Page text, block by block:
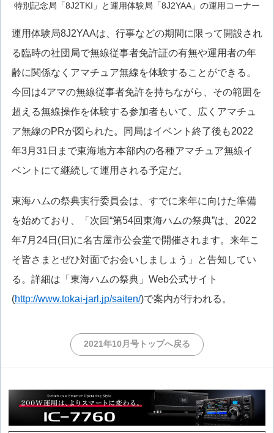
特別記念局「8J2TKI」と運用体験局「8J2YAA」の運用コーナー
運用体験局8J2YAAは、行事などの期間に限って開設され
る臨時の社団局で無線従事者免許証の有無や運用者の年
齢に関係なくアマチュア無線を体験することができる。
今回は4アマの無線従事者免許を持ちながら、その範囲を
超える無線操作を体験する参加者もいて、広くアマチュ
ア無線のPRが図られた。同局はイベント終了後も2022
年3月31日まで東海地方本部内の各種アマチュア無線イ
ベントにて継続して運用される予定だ。
東海ハムの祭典実行委員会は、すでに来年に向けた準備
を始めており、「次回“第54回東海ハムの祭典”は、2022
年7月24日(日)に名古屋市公会堂で開催されます。来年こ
そ皆さまとぜひ対面でお会いしましょう」と告知してい
る。詳細は「東海ハムの祭典」Web公式サイト
(http://www.tokai-jarl.jp/saiten/)で案内が行われる。
2021年10月号トップへ戻る